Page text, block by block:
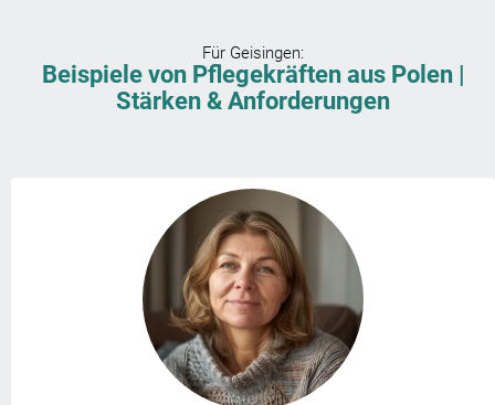
Für Geisingen:
Beispiele von Pflegekräften aus Polen |
Stärken & Anforderungen